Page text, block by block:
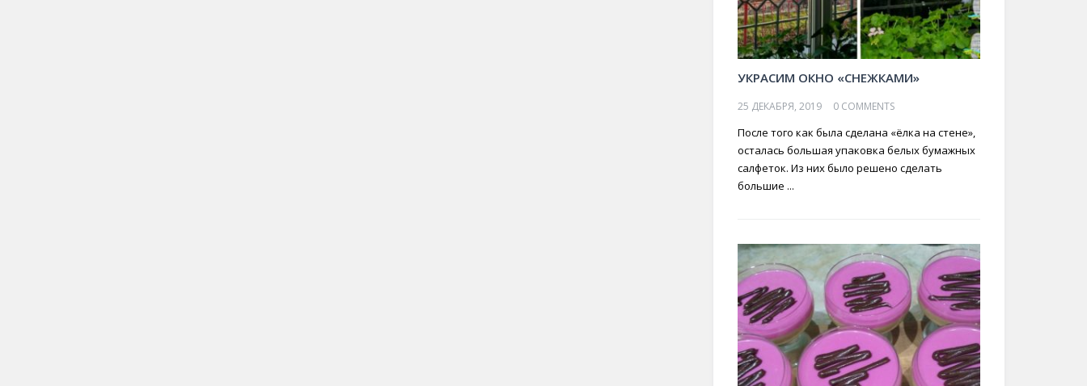
УКРАСИМ ОКНО «СНЕЖКАМИ»
25 ДЕКАБРЯ, 2019 0 COMMENTS
После того как была сделана «ёлка на стене»,
осталась большая упаковка белых бумажных
салфеток. Из них было решено сделать
большие ...